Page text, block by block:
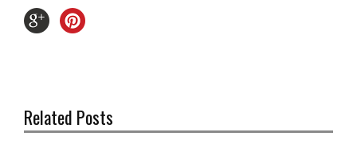
Related Posts